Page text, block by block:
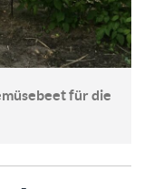
für die